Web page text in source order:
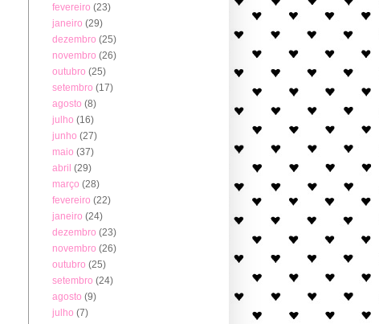
fevereiro (23)
janeiro (29)
dezembro (25)
novembro (26)
outubro (25)
setembro (17)
agosto (8)
julho (16)
junho (27)
maio (37)
abril (29)
março (28)
fevereiro (22)
janeiro (24)
dezembro (23)
novembro (26)
outubro (25)
setembro (24)
agosto (9)
julho (7)